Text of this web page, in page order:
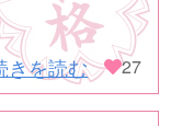
を読む 27